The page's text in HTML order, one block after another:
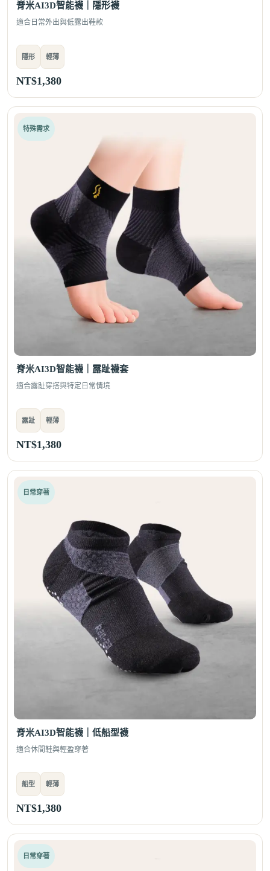
脊米AI3D智能襪｜隱形襪
適合日常外出與低露出鞋款
隱形 輕薄
NT$1,380
特殊需求
脊米AI3D智能襪｜露趾襪套
適合露趾穿搭與特定日常情境
露趾 輕薄
NT$1,380
日常穿著
脊米AI3D智能襪｜低船型襪
適合休間鞋與輕盈穿著
船型 輕薄
NT$1,380
日常穿著